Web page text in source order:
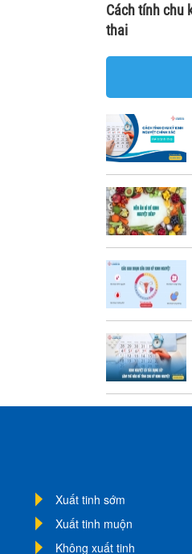
Cách tính chu
thai
Xuất tinh sớm
Xuất tinh muộn
Không xuất tinh